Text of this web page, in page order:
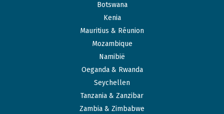
Botswana
Kenia
Mauritius & Réunion
Mozambique
Namibië
Oeganda & Rwanda
Seychellen
Tanzania & Zanzibar
Zambia & Zimbabwe